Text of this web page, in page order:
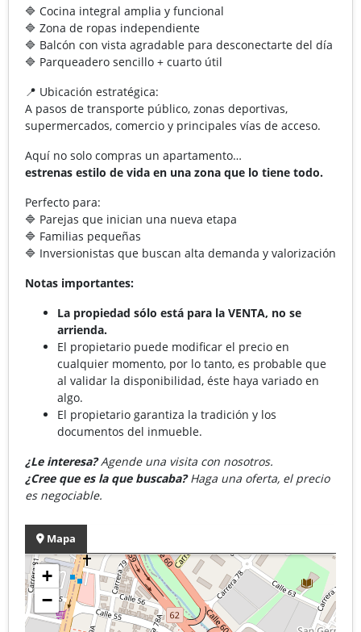
🔷 Cocina integral amplia y funcional
🔷 Zona de ropas independiente
🔷 Balcón con vista agradable para desconectarte del día
🔷 Parqueadero sencillo + cuarto útil
📍 Ubicación estratégica:
A pasos de transporte público, zonas deportivas,
supermercados, comercio y principales vías de acceso.
Aquí no solo compras un apartamento…
estrenas estilo de vida en una zona que lo tiene todo.
Perfecto para:
🔷 Parejas que inician una nueva etapa
🔷 Familias pequeñas
🔷 Inversionistas que buscan alta demanda y valorización
Notas importantes:
La propiedad sólo está para la VENTA, no se
arrienda.
El propietario puede modificar el precio en
cualquier momento, por lo tanto, es probable que
al validar la disponibilidad, éste haya variado en
algo.
El propietario garantiza la tradición y los
documentos del inmueble.
¿Le interesa?Agende una visita con nosotros.
¿Cree que es la que buscaba?Haga una oferta, el precio
es negociable.
Mapa
+
−